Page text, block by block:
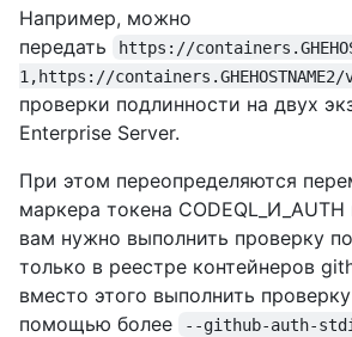
Например, можно
передать
https://
1,https://containers.GHEHOSTNAME2/
проверки подлинности на двух
Enterprise Server.
При этом переопределяются
маркера токена CODEQL_И_AUTH
вам нужно выполнить проверку
только в реестре контейнеров
вместо этого выполнить
помощью более
--github-auth-